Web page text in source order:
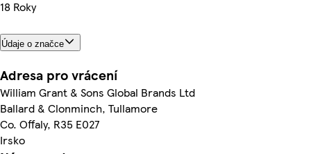
18 Roky
Údaje o značce
Adresa pro vrácení
William Grant & Sons Global Brands Ltd
Ballard & Clonminch, Tullamore
Co. Offaly, R35 E027
Irsko